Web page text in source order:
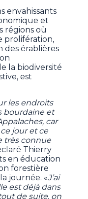
envahissants
et
régions où
prolifération,
des érablières
la biodiversité
est
les endroits
bourdaine et
car
jour et ce
très connue
Thierry
en éducation
forestière
journée. «J’ai
est déjà dans
de suite, on